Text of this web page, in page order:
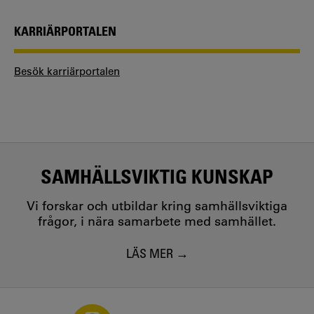
KARRIÄRPORTALEN
Besök karriärportalen
SAMHÄLLSVIKTIG KUNSKAP
Vi forskar och utbildar kring samhällsviktiga
frågor, i nära samarbete med samhället.
LÄS MER